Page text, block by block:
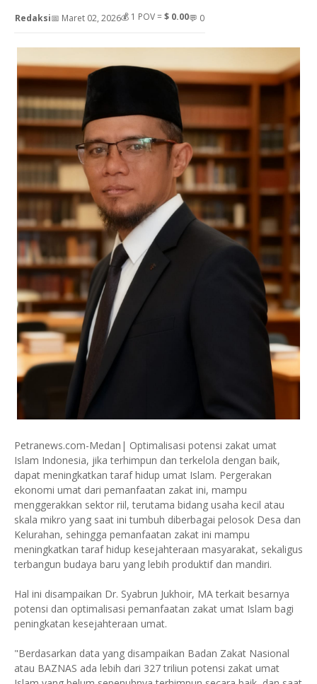
Redaksi📅 Maret 02, 2026💰 1 POV = $ 0.00💬 0
Petranews.com-Medan| Optimalisasi potensi zakat umat
Islam Indonesia, jika terhimpun dan terkelola dengan baik,
dapat meningkatkan taraf hidup umat Islam. Pergerakan
ekonomi umat dari pemanfaatan zakat ini, mampu
menggerakkan sektor riil, terutama bidang usaha kecil atau
skala mikro yang saat ini tumbuh diberbagai pelosok Desa dan
Kelurahan, sehingga pemanfaatan zakat ini mampu
meningkatkan taraf hidup kesejahteraan masyarakat, sekaligus
terbangun budaya baru yang lebih produktif dan mandiri.
Hal ini disampaikan Dr. Syabrun Jukhoir, MA terkait besarnya
potensi dan optimalisasi pemanfaatan zakat umat Islam bagi
peningkatan kesejahteraan umat.
"Berdasarkan data yang disampaikan Badan Zakat Nasional
atau BAZNAS ada lebih dari 327 triliun potensi zakat umat